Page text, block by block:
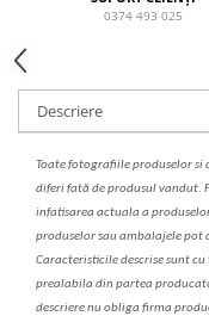
0374 493 025
Descriere
Toate fotografiile produselorsi
diferi fată de produsul vandut.
infatisarea actuala a
produselor sau ambalajele pot
Caracteristicile descrise sunt
prealabila din partea produca
descriere nu obliga firma